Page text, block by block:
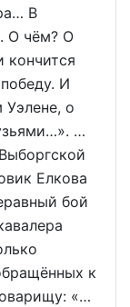
В
О чём? О
кончится
И
о
…
Елкова
бой
к
«…